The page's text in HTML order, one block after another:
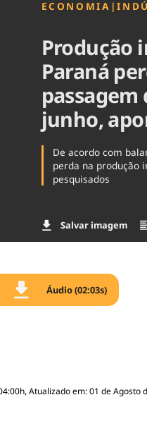
ECONOMIA |
Produção
Paraná
passagem
junho,
De acordo com
perda na produção
pesquisados
Salvar imagem
Áudio (02:03s)
Atualizado em: 01 de Agosto